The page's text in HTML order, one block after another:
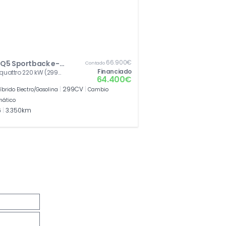
Sportback e-
220 kW (299
Contado66.900€
Financiado
64.400€
Electro/Gasolina 299CV Cambio
3.350km